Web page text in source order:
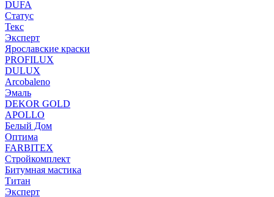
DUFA
Статус
Текс
Эксперт
Ярославские краски
PROFILUX
DULUX
Arcobaleno
Эмаль
DEKOR GOLD
APOLLO
Белый Дом
Оптима
FARBITEX
Стройкомплект
Битумная мастика
Титан
Эксперт